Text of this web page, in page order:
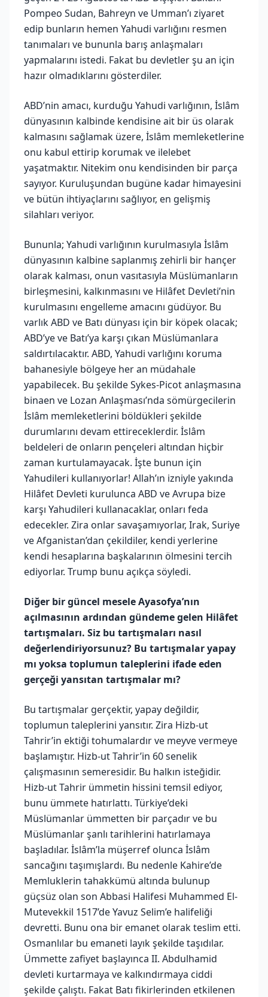
Pompeo Sudan, Bahreyn ve Umman’ı ziyaret
edip bunların hemen Yahudi varlığını resmen
tanımaları ve bununla barış anlaşmaları
yapmalarını istedi. Fakat bu devletler şu an için
hazır olmadıklarını gösterdiler.
ABD’nin amacı, kurduğu Yahudi varlığının, İslâm
dünyasının kalbinde kendisine ait bir üs olarak
kalmasını sağlamak üzere, İslâm memleketlerine
onu kabul ettirip korumak ve ilelebet
yaşatmaktır. Nitekim onu kendisinden bir parça
sayıyor. Kuruluşundan bugüne kadar himayesini
ve bütün ihtiyaçlarını sağlıyor, en gelişmiş
silahları veriyor.
Bununla; Yahudi varlığının kurulmasıyla İslâm
dünyasının kalbine saplanmış zehirli bir hançer
olarak kalması, onun vasıtasıyla Müslümanların
birleşmesini, kalkınmasını ve Hilâfet Devleti’nin
kurulmasını engelleme amacını güdüyor. Bu
varlık ABD ve Batı dünyası için bir köpek olacak;
ABD’ye ve Batı’ya karşı çıkan Müslümanlara
saldırtılacaktır. ABD, Yahudi varlığını koruma
bahanesiyle bölgeye her an müdahale
yapabilecek. Bu şekilde Sykes-Picot anlaşmasına
binaen ve Lozan Anlaşması’nda sömürgecilerin
İslâm memleketlerini böldükleri şekilde
durumlarını devam ettireceklerdir. İslâm
beldeleri de onların pençeleri altından hiçbir
zaman kurtulamayacak. İşte bunun için
Yahudileri kullanıyorlar! Allah’ın izniyle yakında
Hilâfet Devleti kurulunca ABD ve Avrupa bize
karşı Yahudileri kullanacaklar, onları feda
edecekler. Zira onlar savaşamıyorlar, Irak, Suriye
ve Afganistan’dan çekildiler, kendi yerlerine
kendi hesaplarına başkalarının ölmesini tercih
ediyorlar. Trump bunu açıkça söyledi.
Diğer bir güncel mesele Ayasofya’nın
açılmasının ardından gündeme gelen Hilâfet
tartışmaları. Siz bu tartışmaları nasıl
değerlendiriyorsunuz? Bu tartışmalar yapay
mı yoksa toplumun taleplerini ifade eden
gerçeği yansıtan tartışmalar mı?
Bu tartışmalar gerçektir, yapay değildir,
toplumun taleplerini yansıtır. Zira Hizb-ut
Tahrir’in ektiği tohumalardır ve meyve vermeye
başlamıştır. Hizb-ut Tahrir’in 60 senelik
çalışmasının semeresidir. Bu halkın isteğidir.
Hizb-ut Tahrir ümmetin hissini temsil ediyor,
bunu ümmete hatırlattı. Türkiye’deki
Müslümanlar ümmetten bir parçadır ve bu
Müslümanlar şanlı tarihlerini hatırlamaya
başladılar. İslâm’la müşerref olunca İslâm
sancağını taşımışlardı. Bu nedenle Kahire’de
Memluklerin tahakkümü altında bulunup
güçsüz olan son Abbasi Halifesi Muhammed El-
Mutevekkil 1517’de Yavuz Selim’e halifeliği
devretti. Bunu ona bir emanet olarak teslim etti.
Osmanlılar bu emaneti layık şekilde taşıdılar.
Ümmette zafiyet başlayınca II. Abdulhamid
devleti kurtarmaya ve kalkındırmaya ciddi
şekilde çalıştı. Fakat Batı fikirlerinden etkilenen